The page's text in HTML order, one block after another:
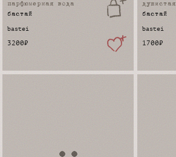
парфюмерная вода
бастай
bastei
3200₽
бастай
bastei
1700₽